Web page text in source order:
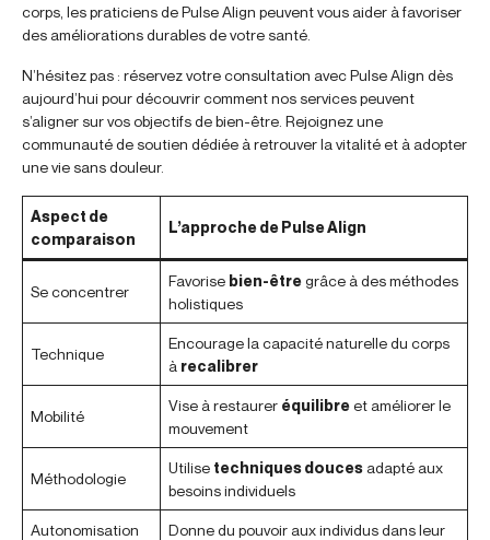
corps, les praticiens de Pulse Align peuvent vous aider à favoriser
des améliorations durables de votre santé.
N’hésitez pas : réservez votre consultation avec Pulse Align dès
aujourd’hui pour découvrir comment nos services peuvent
s’aligner sur vos objectifs de bien-être. Rejoignez une
communauté de soutien dédiée à retrouver la vitalité et à adopter
une vie sans douleur.
Aspect de
comparaison
L’approche de Pulse Align
Se concentrer
Favorise bien-être grâce à des méthodes
holistiques
Technique
Encourage la capacité naturelle du corps
à recalibrer
Mobilité
Vise à restaurer équilibreet améliorer le
mouvement
Méthodologie
Utilise techniques douces adapté aux
besoins individuels
Autonomisation
Donne du pouvoir aux individus dans leur